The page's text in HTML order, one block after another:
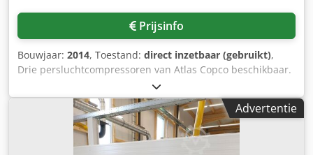
Prijsinfo
Bouwjaar: 2014, Toestand: direct inzetbaar (gebruikt),
Drie persluchtcompressoren van Atlas Copco beschikbaar.
1) Oliegesmeerde schroefcompressor Atlas Copco GA18
VSD, bouwjaar: 2014, max. bedrijfsdruk: 13 bar, vermogen:
18 kW, max. luchtvolume: 216 m³/u, machinedimensies
L/B/H: ca. 1300 mm / 900 mm / 1500 mm, gewicht: ca. 550
kg, bedrijfsuren: ca. 69000 uur. 2) Oliegesmeerde
Advertentie